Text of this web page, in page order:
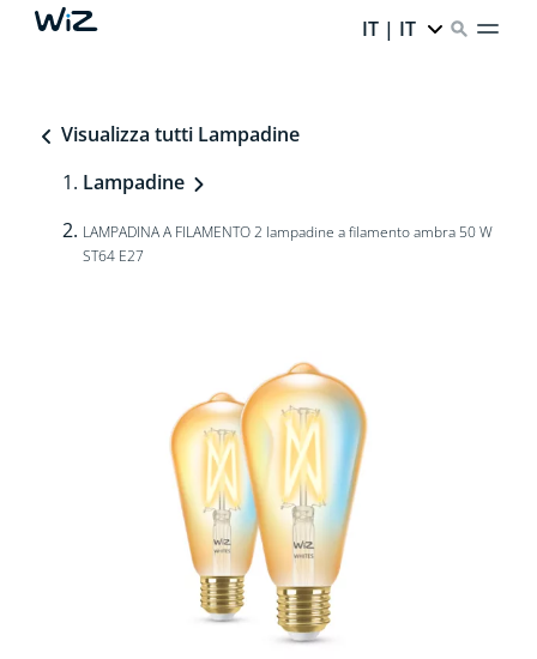
IT | IT
Visualizza tutti Lampadine
Lampadine
LAMPADINA A FILAMENTO 2 lampadine a filamento ambra 50 W
ST64 E27